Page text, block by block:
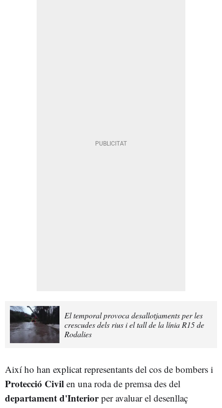
El temporal provoca desallotjaments per les
crescudes dels rius i el tall de la línia R15 de
Rodalies
Així ho han explicat representants del cos de bombers i
Protecció Civil en una roda de premsa des del
departament d'Interiorper avaluar el desenllaç